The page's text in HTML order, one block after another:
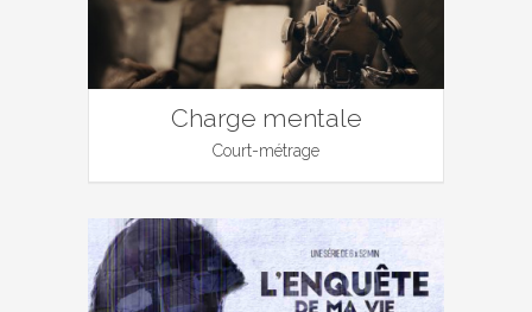
Charge mentale
Court-métrage